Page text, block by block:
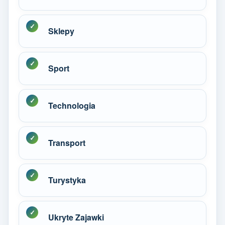
Sklepy
Sport
Technologia
Transport
Turystyka
Ukryte Zajawki